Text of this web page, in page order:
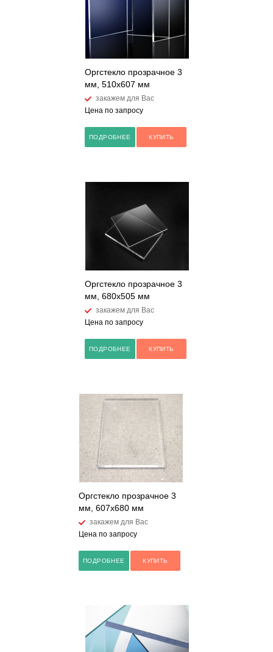
Оргстекло прозрачное 3
мм, 510x607 мм
закажем для Вас
Цена по запросу
ПОДРОБНЕЕ КУПИТЬ
Оргстекло прозрачное 3
мм, 680х505 мм
закажем для Вас
Цена по запросу
ПОДРОБНЕЕ КУПИТЬ
Оргстекло прозрачное 3
мм, 607х680 мм
закажем для Вас
Цена по запросу
ПОДРОБНЕЕ КУПИТЬ